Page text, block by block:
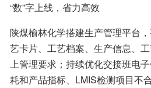
“数”字上线，省力高效
陕煤榆林化学搭建生产管理平台
艺卡片、工艺档案、生产信息、
上管理要求；持续优化交接班电
耗和产品指标、LMIS检测项目不